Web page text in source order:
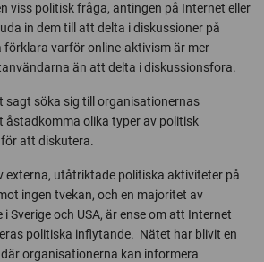
viss politisk fråga, antingen på Internet eller
in dem till att delta i diskussioner på
förklara varför online-aktivism är mer
än att delta i diskussionsfora.
söka sig till organisationernas
åstadkomma olika typer av politisk
att diskutera.
externa, utåtriktade politiska aktiviteter på
ingen tvekan, och en majoritet av
Sverige och USA, är ense om att Internet
politiska inflytande. Nätet har blivit en
organisationerna kan informera